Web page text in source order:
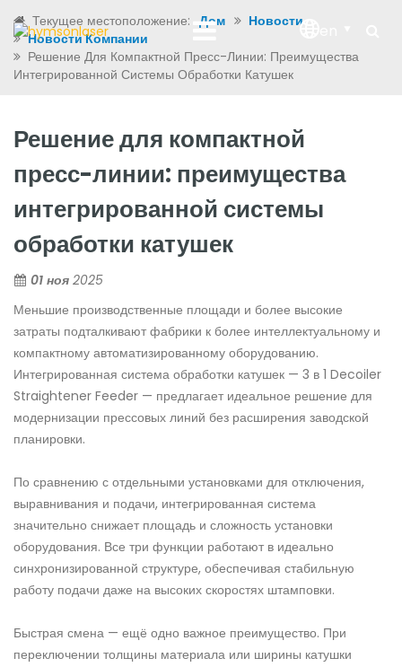
Текущее местоположение: Дом
Новости
Новости Компании
Решение Для Компактной Пресс-Линии: Преимущества
Интегрированной Системы Обработки Катушек
Решение для компактной
пресс-линии: преимущества
интегрированной системы
обработки катушек
01 ноя 2025
Меньшие производственные площади и более высокие
затраты подталкивают фабрики к более интеллектуальному и
компактному автоматизированному оборудованию.
Интегрированная система обработки катушек — 3 в 1 Decoiler
Straightener Feeder — предлагает идеальное решение для
модернизации прессовых линий без расширения заводской
планировки.
По сравнению с отдельными установками для отключения,
выравнивания и подачи, интегрированная система
значительно снижает площадь и сложность установки
оборудования. Все три функции работают в идеально
синхронизированной структуре, обеспечивая стабильную
работу подачи даже на высоких скоростях штамповки.
Быстрая смена — ещё одно важное преимущество. При
переключении толщины материала или ширины катушки